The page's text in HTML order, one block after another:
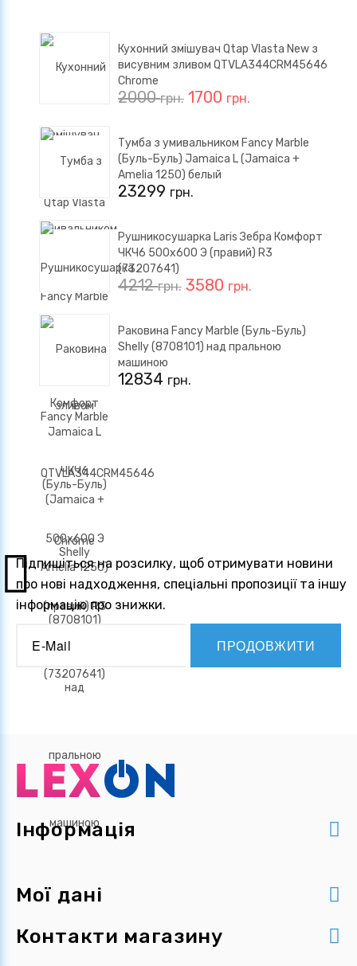
Кухонний змішувач Qtap Vlasta New з
висувним зливом QTVLA344CRM45646
Chrome
2000грн. 1700 грн.
Тумба з умивальником Fancy Marble
(Буль-Буль) Jamaica L (Jamaica +
Amelia 1250) белый
23299 грн.
Рушникосушарка Laris Зебра Комфорт
ЧКЧ6 500x600 Э (правий) R3
(73207641)
4212грн. 3580 грн.
Раковина Fancy Marble (Буль-Буль)
Shelly (8708101) над пральною
машиною
12834 грн.
Підпишіться на розсилку, щоб отримувати новини
про нові надходження, спеціальні пропозиції та іншу
інформацію про знижки.
ПРОДОВЖИТИ
Інформація
Мої дані
Контакти магазину